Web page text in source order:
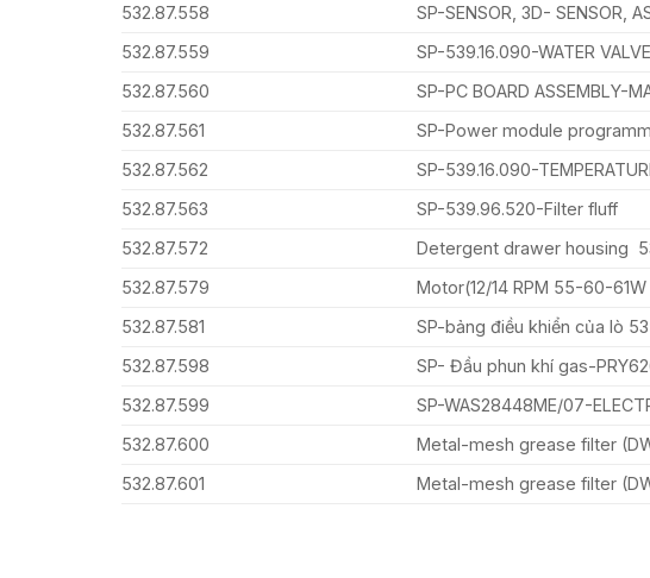
532.87.558
SP-SENSOR, 3D- SENSOR,
532.87.559
SP-539.16.090-WATER VALVE
532.87.560
SP-PC BOARD ASSEMBLY-
532.87.561
SP-Power module
532.87.562
SP-539.16.090-
532.87.563
SP-539.96.520-Filter fluff
532.87.572
Detergent drawer housing
532.87.579
Motor(12/14 RPM 55-60-61W
532.87.581
SP-bảng điều khiển của lò
532.87.598
SP- Đầu phun khí gas-
532.87.599
SP-WAS28448ME/07-
532.87.600
Metal-mesh grease filter
532.87.601
Metal-mesh grease filter